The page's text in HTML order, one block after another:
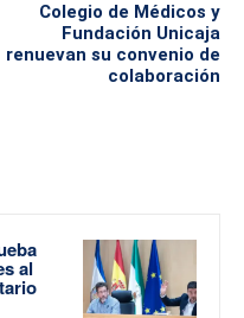
Colegio de Médicos y
Fundación Unicaja
renuevan su convenio de
colaboración
al